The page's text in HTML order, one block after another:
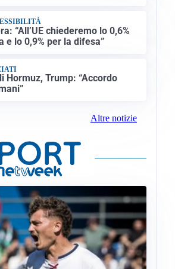
“All’UE chiederemo lo 0,6%
e lo 0,9% per la difesa”
Hormuz, Trump: “Accordo
Altre notizie